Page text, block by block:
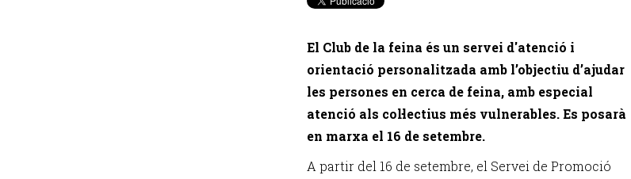
El Club de la feina és un servei d'atenció i
orientació personalitzada amb l’objectiu d’ajudar
les persones en cerca de feina, amb especial
atenció als col·lectius més vulnerables. Es posarà
en marxa el 16 de setembre.
A partir del 16 de setembre, el Servei de Promoció